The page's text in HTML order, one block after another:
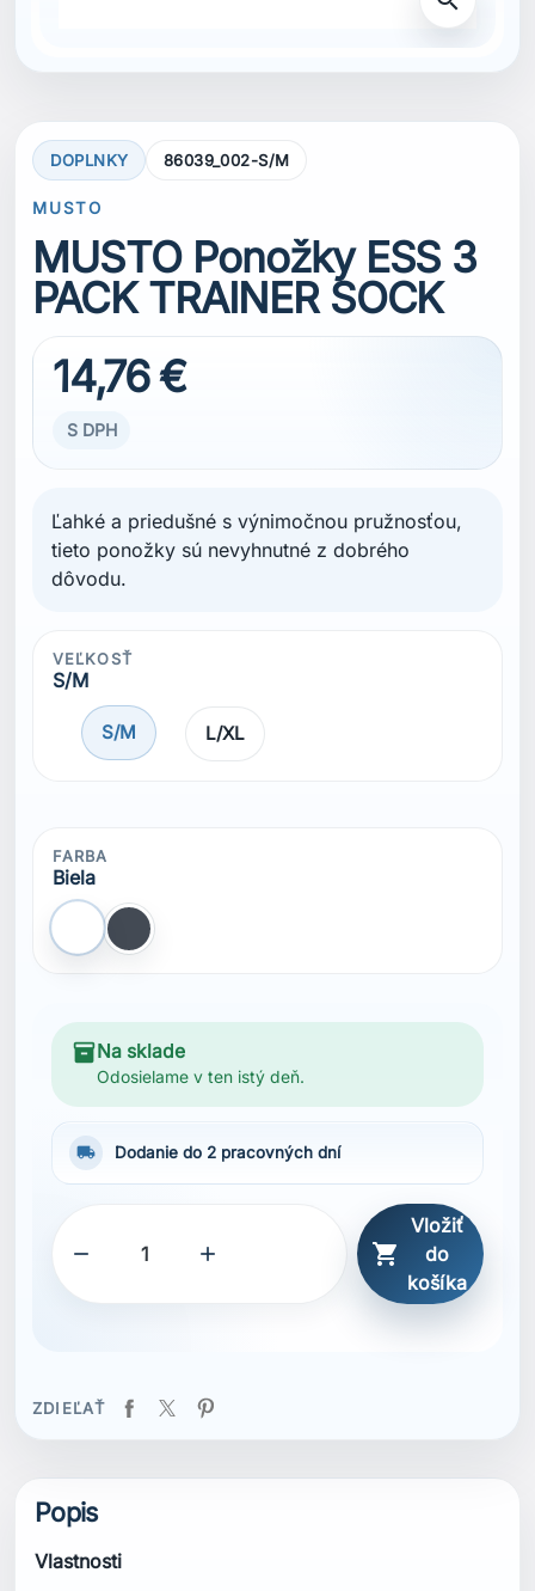
DOPLNKY 86039_002-S/M
MUSTO
MUSTO Ponožky ESS 3
PACK TRAINER SOCK
14,76 €
S DPH
Ľahké a priedušné s výnimočnou pružnosťou,
tieto ponožky sú nevyhnutné z dobrého
dôvodu.
VEĽKOSŤ
S/M
S/M L/XL
FARBA
Biela
Biela Čierna
inventory_2 Na sklade
Odosielame v ten istý deň.
local_shipping Dodanie do 2 pracovných dní
  
Vložiť
do
košíka
ZDIEĽAŤ
Popis
Vlastnosti